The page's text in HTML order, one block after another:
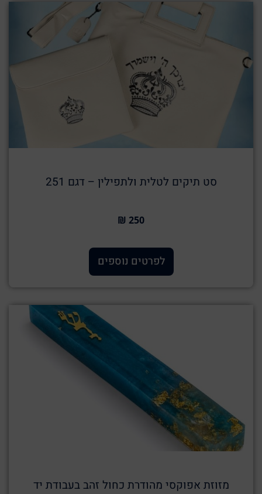
סט תיקים לטלית ולתפילין – דגם 251
250 ₪
לפרטים נוספים
מזוזת אפוקסי מהודרת כחול זהב בעבודת יד